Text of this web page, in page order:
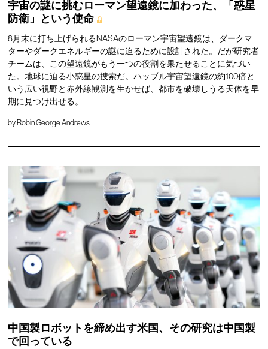
宇宙の謎に挑むローマン望遠鏡に加わった、「惑星
防衛」という使命
8月末に打ち上げられるNASAのローマン宇宙望遠鏡は、ダークマ
ターやダークエネルギーの謎に迫るために設計された。だが研究者
チームは、この望遠鏡がもう一つの役割を果たせることに気づい
た。地球に迫る小惑星の捜索だ。ハッブル宇宙望遠鏡の約100倍と
いう広い視野と赤外線観測を生かせば、都市を破壊しうる天体を早
期に見つけ出せる。
byRobin George Andrews
中国製ロボットを締め出す米国、その研究は中国製
で回っている